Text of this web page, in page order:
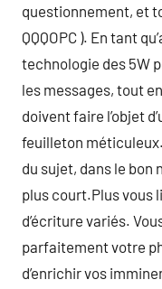
questionnement, et
QQQOPC ). En tant
technologie des 5W
les messages, tout
doivent faire l’objet
feuilleton
du sujet, dans le bon
plus court.Plus vous
d’écriture variés.
parfaitement votre
d’enrichir vos